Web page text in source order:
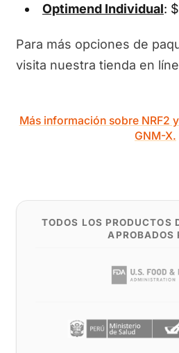
Optimend Individual:
Para más opciones de
visita nuestra tienda en
Más información sobre NRF2
GNM-X.
TODOS LOS PRODUCTOS
APROBADOS